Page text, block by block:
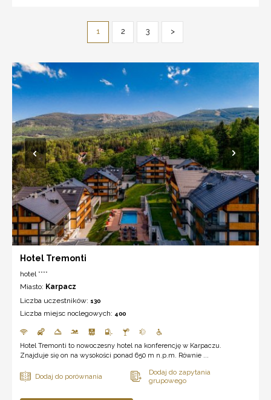
1 2 3 >
Hotel Tremonti
hotel ****
Miasto: Karpacz
Liczba uczestników: 130
Liczba miejsc noclegowych: 400
Hotel Tremonti to nowoczesny hotel na konferencję w Karpaczu.
Znajduje się on na wysokości ponad 650 m n.p.m. Równie ...